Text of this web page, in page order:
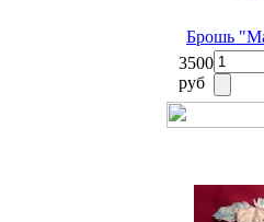
Брошь
3500
руб